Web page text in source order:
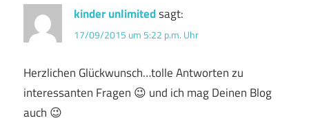
kinder unlimitedsagt:
17/09/2015 um 5:22 p.m. Uhr
Herzlichen Glückwunsch…tolle Antworten zu
interessanten Fragen 😉 und ich mag Deinen Blog
auch 😉